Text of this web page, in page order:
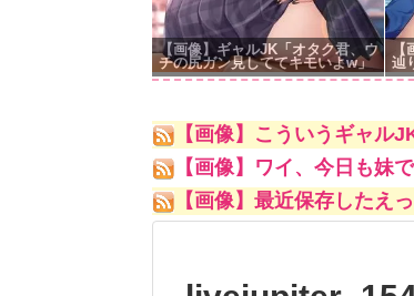
【画像】ギャルJK「オタク君、ウ
チの尻ガン見しててキモいよw」
辿
【画像】こういうギャル
【画像】ワイ、今日も妹
【画像】最近保存したえ